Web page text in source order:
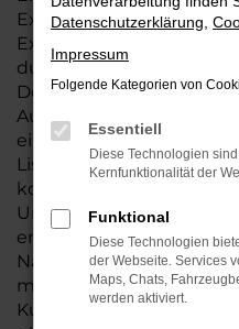
Extraklasse. Wer neu
Extras und Assistenten
durch Niddatal und
Details wie Lackierung,
Ausstattung festgelegt,
ein besonderes Moment
Lisson stehen gerne an
kompetent rund um
Unser Unternehmen ist
entfernt und seit 1974
Natürlich sind wir ein
mittlerweile in der
Kundinnen und Kunden
Datenschutzerklärung
Impressum
Folgende Kategorien von
Essentiell
Diese Technologien
Kernfunktionalität der
Funktional
Diese Technologien
der Webseite. Services
Maps, Chats,
werden aktiviert.